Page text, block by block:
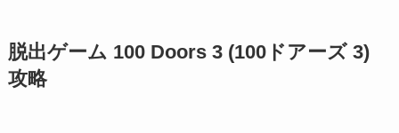
脱出ゲーム 100 Doors 3 (100ドアーズ 3)
攻略